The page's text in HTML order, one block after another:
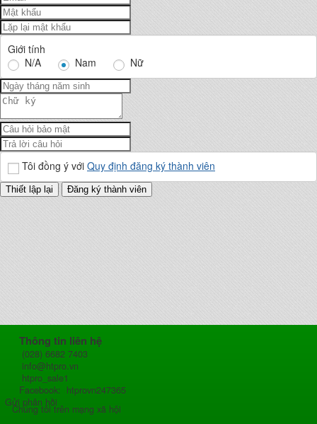
Thông tin liên hệ
(028) 6682 7403
info@htpro.vn
htpro_sale1
Facebook: htprovn247365
Gửi phản hồi
Chúng tôi trên mạng xã hội
Giới tính
N/A
Nam Nữ
Tôi đồng ý với Quy định đăng ký thành viên